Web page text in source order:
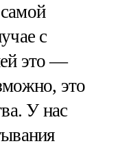
с
это —
это
У нас